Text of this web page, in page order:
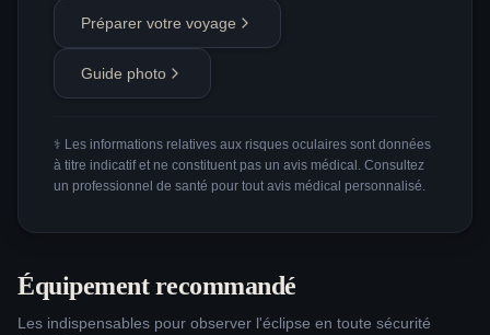
Préparer votre voyage
Guide photo
⚕️ Les informations relatives aux risques oculaires sont données
à titre indicatif et ne constituent pas un avis médical. Consultez
un professionnel de santé pour tout avis médical personnalisé.
Équipement recommandé
Les indispensables pour observer l'éclipse en toute sécurité